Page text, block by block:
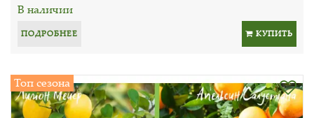
В наличии
ПОДРОБНЕЕ КУПИТЬ
Топ сезона